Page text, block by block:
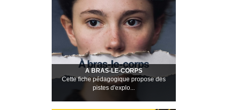
A BRAS-LE-CORPS
Cette fiche pédagogique propose des
pistes d'explo...